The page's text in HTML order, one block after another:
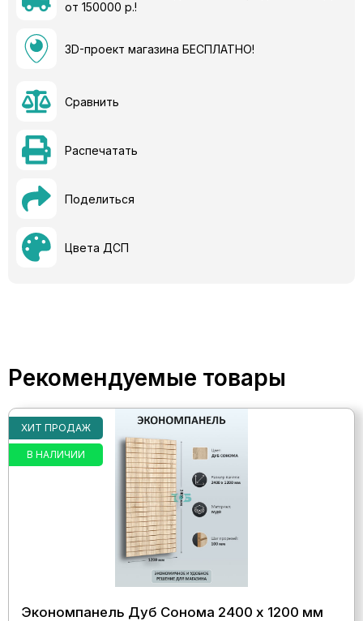
от 150000 р.!
3D-проект магазина БЕСПЛАТНО!
Сравнить
Распечатать
Поделиться
Цвета ДСП
Рекомендуемые товары
ХИТ ПРОДАЖ
В НАЛИЧИИ
Экономпанель Дуб Сонома 2400 х 1200 мм